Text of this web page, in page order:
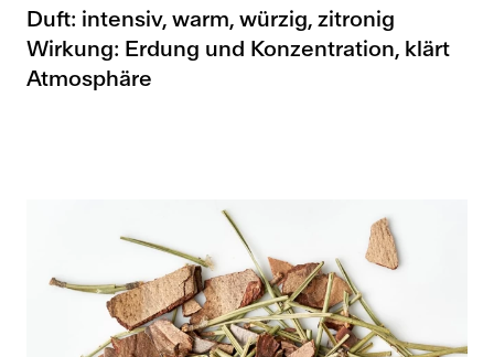
Duft: intensiv, warm, würzig, zitronig
Wirkung: Erdung und Konzentration, klärt
Atmosphäre